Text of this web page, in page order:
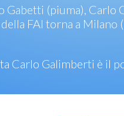
(piuma), Carlo
FAI torna a
Carlo Galimberti è il